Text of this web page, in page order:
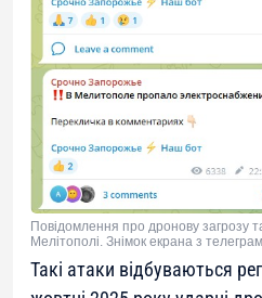
Повідомлення про дронову загрозу
Мелітополі. Знімок екрана з
Такі атаки відбуваються